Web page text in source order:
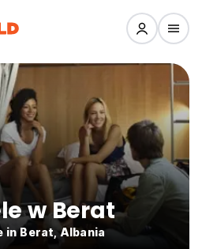
w Berat
in Berat, Albania